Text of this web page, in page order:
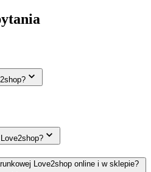
Love2shop online i w sklepie?